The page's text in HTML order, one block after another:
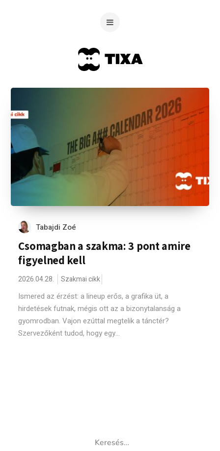
Tabajdi Zoé
Csomagban a szakma: 3 pont amire
figyelned kell
2026.04.28. Szakmai cikk
Ismered az érzést: a lineup erős, a grafika üt, a
hirdetések futnak, mégis ott az a bizonytalanság a
gyomrodban. Vajon ezúttal megtelik a tánctér?
Szervezőként tudod, hogy egy...